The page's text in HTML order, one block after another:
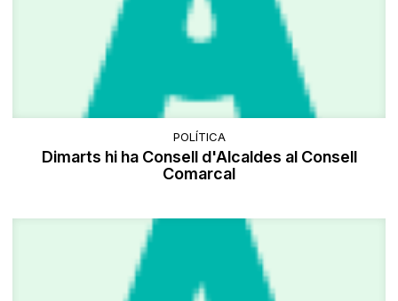
POLÍTICA
Dimarts hi ha Consell d'Alcaldes al Consell
Comarcal